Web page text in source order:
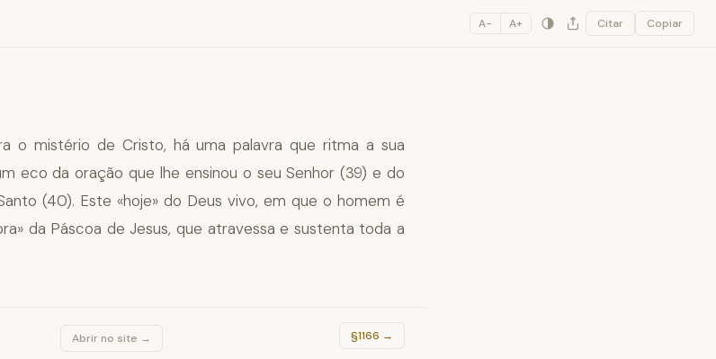
A− A+ Citar Copiar
o mistério de Cristo, há uma palavra que ritma a sua
eco da oração que lhe ensinou o seu Senhor (39) e do
(40). Este «hoje» do Deus vivo, em que o homem é
da Páscoa de Jesus, que atravessa e sustenta toda a
Abrir no site → §1166 →